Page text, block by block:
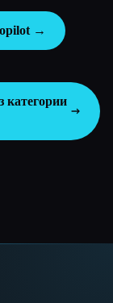
→
категории